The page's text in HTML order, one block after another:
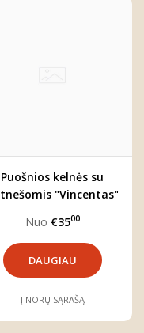
Puošnios kelnės su
"Vincentas"
Nuo €3500
DAUGIAU
Į NORŲ SĄRAŠĄ